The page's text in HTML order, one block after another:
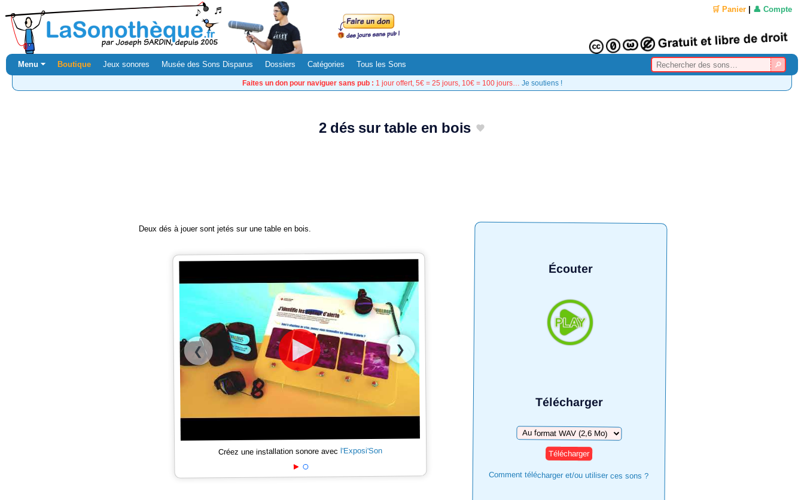
🛒 Panier 👤 Compte
Menu ⏷ Boutique Jeux sonores Musée des Sons Disparus Dossiers Catégories Tous les Sons
Faites un don pour naviguer sans pub : 1 jour offert, 5€ = 25 jours, 10€ = 100 jours… Je soutiens !
2 dés sur table en bois
Écouter
Télécharger
Télécharger
Comment télécharger et/ou utiliser ces sons ?
Deux dés à jouer sont jetés sur une table en bois.
❮ ❯
Créez une installation sonore avecl'Exposi'Son